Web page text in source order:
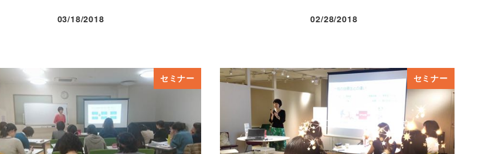
投稿日
03/18/2018
投稿日
02/28/2018
セミナー セミナー